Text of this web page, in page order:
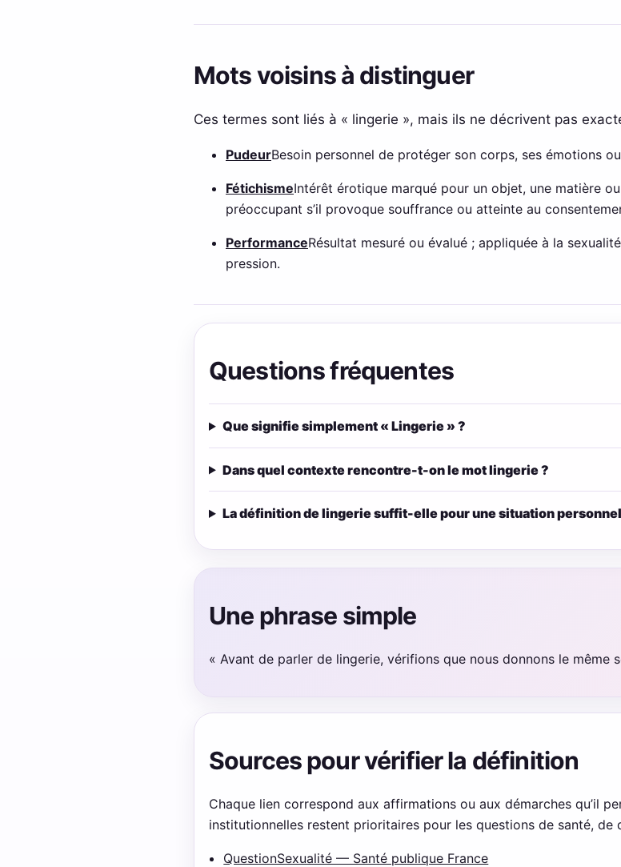
Mots voisins à distinguer
Ces termes sont liés à « lingerie », mais ils ne décrivent pas
PudeurBesoin personnel de protéger son corps, ses émotions
FétichismeIntérêt érotique marqué pour un objet, une matière
préoccupant s’il provoque souffrance ou atteinte au
PerformanceRésultat mesuré ou évalué ; appliquée à la
pression.
Questions fréquentes
Que signifie simplement « Lingerie » ?
Dans quel contexte rencontre-t-on le mot lingerie ?
La définition de lingerie suffit-elle pour une situation
Une phrase simple
« Avant de parler de lingerie, vérifions que nous donnons le même
Sources pour vérifier la définition
Chaque lien correspond aux affirmations ou aux démarches qu’il
institutionnelles restent prioritaires pour les questions de santé, de
QuestionSexualité — Santé publique France